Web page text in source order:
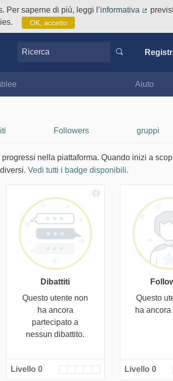
Per saperne di più, leggi l’informativa
OK, accetto
Ricerca
Aiuto
Followers gruppi
nella piattaforma. Quando inizi a
Vedi tutti i badge disponibili.
Dibattiti
Questo utente non
ha ancora
partecipato a
nessun dibattito.
Livello 0
Questo
ha ancora
Livello 0